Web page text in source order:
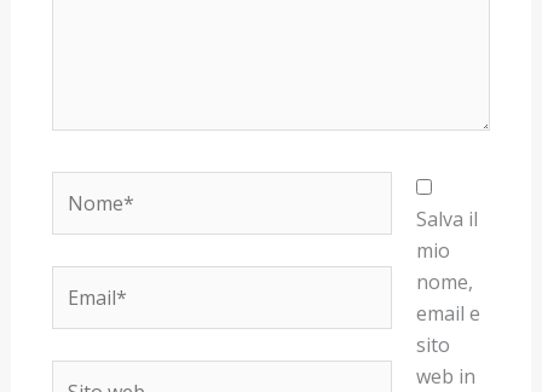
Salva il
mio
nome,
email e
sito
web in